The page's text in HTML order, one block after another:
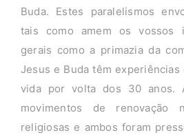
Buda. Estes paralelismos
tais como amem os vossos
gerais como a primazia da
Jesus e Buda têm
vida por volta dos 30 anos.
movimentos de renovação
religiosas e ambos foram